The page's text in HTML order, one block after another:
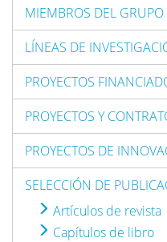
MIEMBROS DEL GRUPO
LÍNEAS DE
PROYECTOS
PROYECTOS Y
PROYECTOS DE
SELECCIÓN DE
Artículos de revista
Capítulos de libro